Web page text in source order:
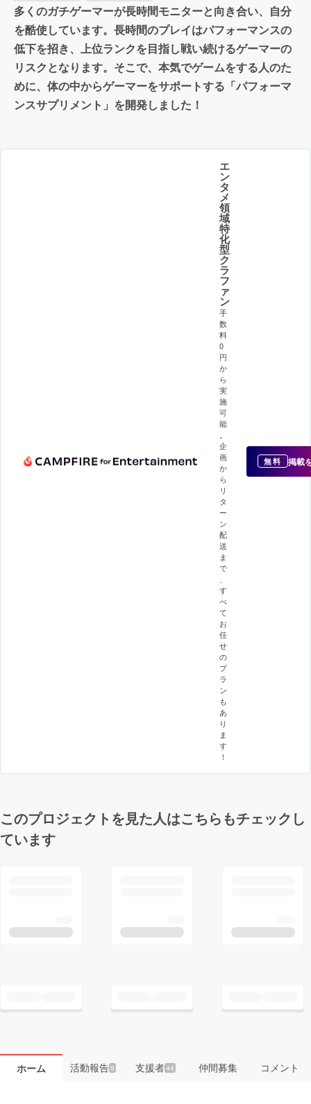
多くのガチゲーマーが長時間モニターと向き合い、自分
を酷使しています。長時間のプレイはパフォーマンスの
低下を招き、上位ランクを目指し戦い続けるゲーマーの
リスクとなります。そこで、本気でゲームをする人のた
めに、体の中からゲーマーをサポートする「パフォーマ
ンスサプリメント」を開発しました！
エ
ン
タ
メ
領
域
特
化
型
ク
ラ
フ
ァ
ン
手
数
料
0
円
か
ら
実
施
可
能
企
画
か
ら
リ
タ
ー
ン
配
送
ま
で
す
べ
て
お
任
せ
の
プ
ラ
ン
も
あ
り
ま
す
！
無料 掲載
このプロジェクトを見た人はこちらもチェックし
ています
ホーム 活動報告9 支援者44 仲間募集 コメント